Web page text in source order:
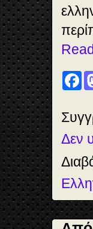
F
a
b
o
o
k
Δεν